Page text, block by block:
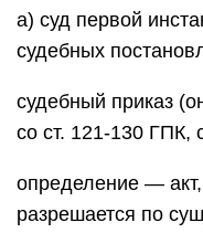
а) суд первой
судебных
судебный приказ
со ст. 121-130 ГПК,
определение —
разрешается по